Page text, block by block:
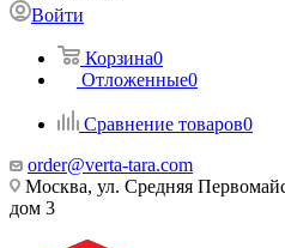
Войти
Корзина0
Отложенные0
Сравнение товаров0
order@verta-tara.com
Москва, ул. Средняя
дом 3